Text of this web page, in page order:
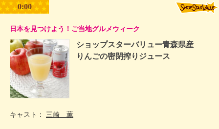
0:00
日本を見つけよう！ご当地グルメウィーク
ショップスターバリュー青森県産
りんごの密閉搾りジュース
キャスト： 三崎 薫